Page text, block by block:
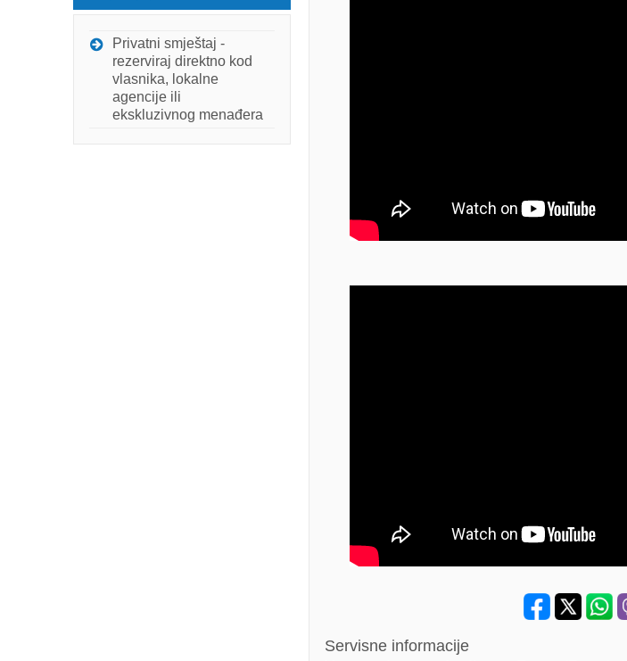
Servisne informacije
Privatni smještaj -
rezerviraj direktno kod
vlasnika, lokalne
agencije ili
ekskluzivnog menađera